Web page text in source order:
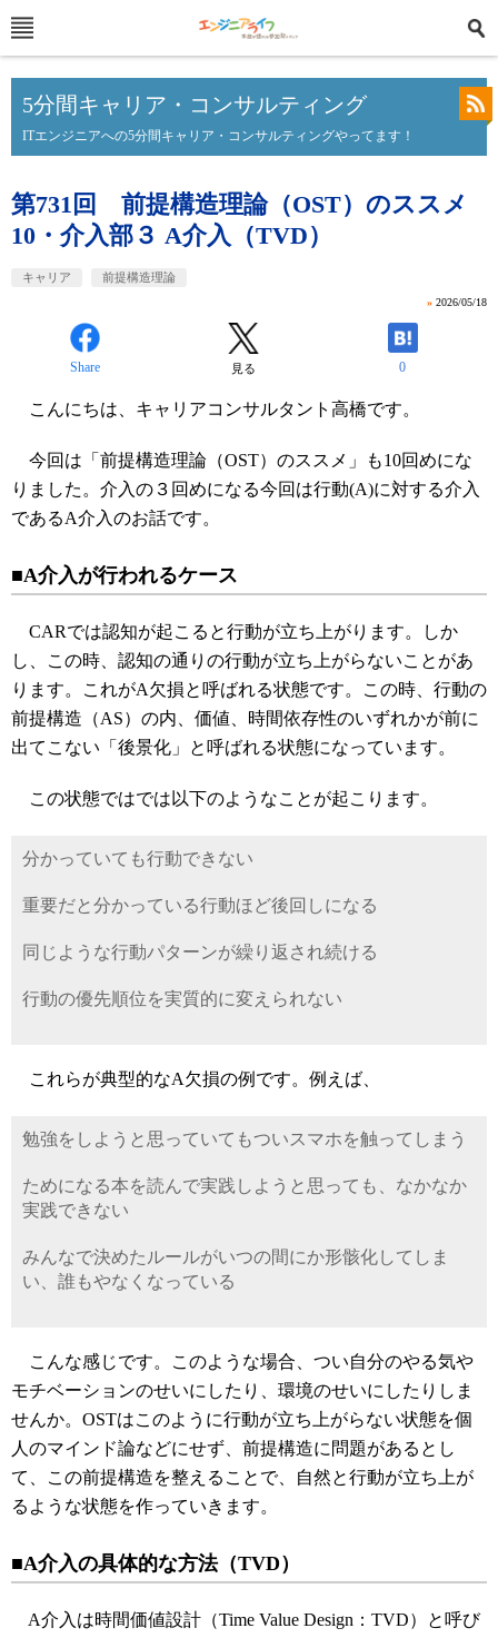
5分間キャリア・コンサルティング
ITエンジニアへの5分間キャリア・コンサルティングやってます！
第731回 前提構造理論（OST）のススメ
10・介入部３ A介入（TVD）
キャリア 前提構造理論
» 2026/05/18
Share 見る 0
こんにちは、キャリアコンサルタント高橋です。
今回は「前提構造理論（OST）のススメ」も10回めにな
りました。介入の３回めになる今回は行動(A)に対する介入
であるA介入のお話です。
■A介入が行われるケース
CARでは認知が起こると行動が立ち上がります。しか
し、この時、認知の通りの行動が立ち上がらないことがあ
ります。これがA欠損と呼ばれる状態です。この時、行動の
前提構造（AS）の内、価値、時間依存性のいずれかが前に
出てこない「後景化」と呼ばれる状態になっています。
この状態ではでは以下のようなことが起こります。
分かっていても行動できない
重要だと分かっている行動ほど後回しになる
同じような行動パターンが繰り返され続ける
行動の優先順位を実質的に変えられない
これらが典型的なA欠損の例です。例えば、
勉強をしようと思っていてもついスマホを触ってしまう
ためになる本を読んで実践しようと思っても、なかなか
実践できない
みんなで決めたルールがいつの間にか形骸化してしま
い、誰もやなくなっている
こんな感じです。このような場合、つい自分のやる気や
モチベーションのせいにしたり、環境のせいにしたりしま
せんか。OSTはこのように行動が立ち上がらない状態を個
人のマインド論などにせず、前提構造に問題があるとし
て、この前提構造を整えることで、自然と行動が立ち上が
るような状態を作っていきます。
■A介入の具体的な方法（TVD）
A介入は時間価値設計（Time Value Design：TVD）と呼び